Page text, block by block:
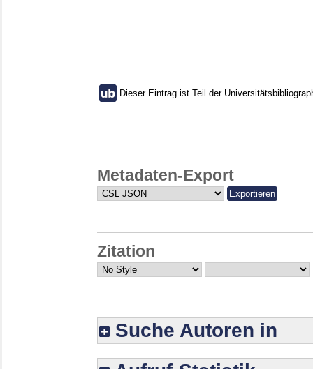
Dieser Eintrag ist Teil der
Metadaten-Export
Zitation
Suche Autoren in